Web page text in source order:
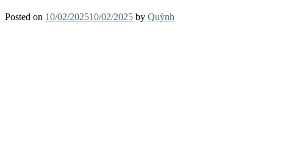
Posted on 10/02/202510/02/2025 by Quỳnh